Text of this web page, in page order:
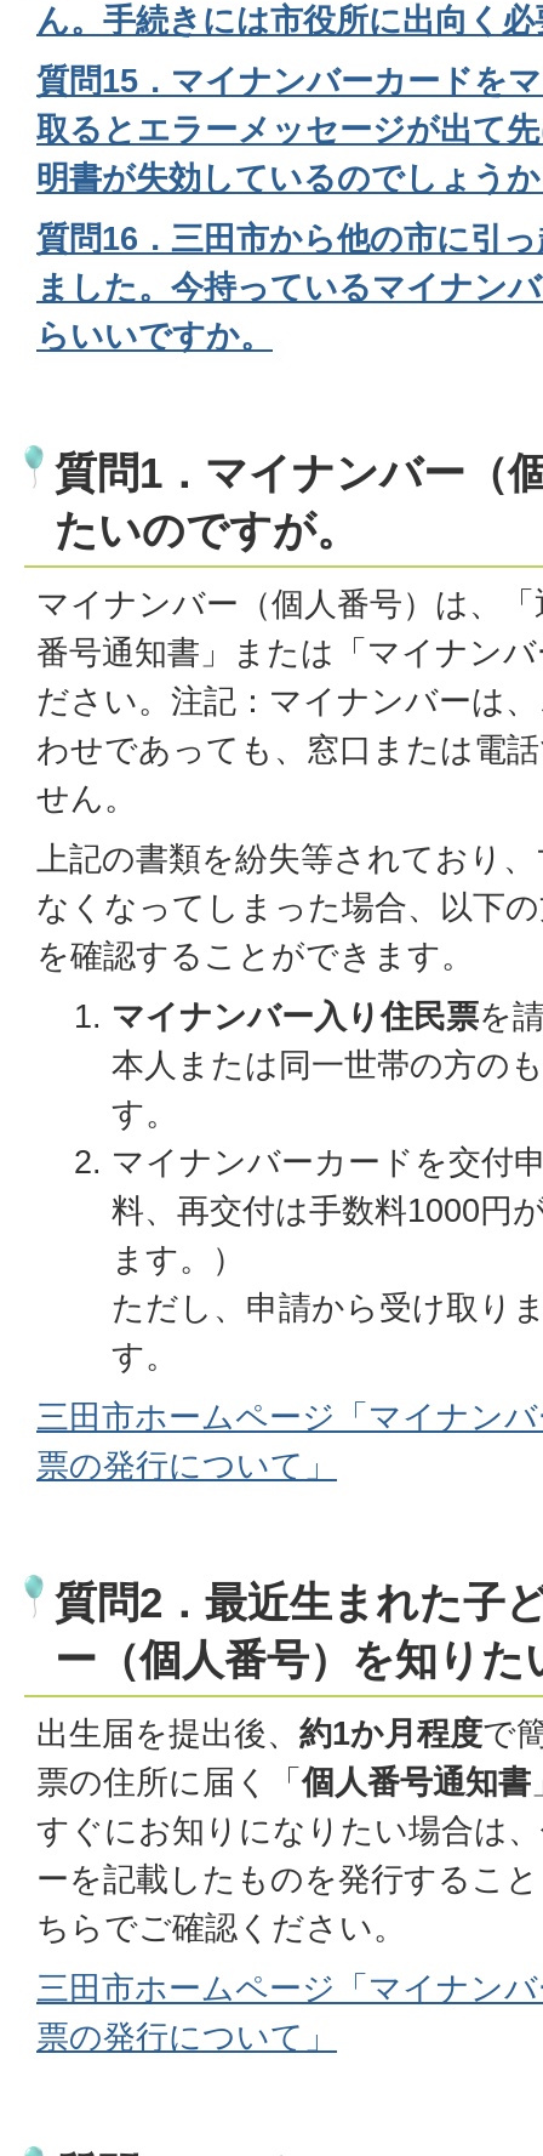
ん。手続きには市役所に出向く
質問15．マイナンバーカードを
取るとエラーメッセージが出て
明書が失効しているのでしょう
質問16．三田市から他の市に引
ました。今持っているマイナン
らいいですか。
質問1．マイナンバー（
たいのですが。
マイナンバー（個人番号）は、
番号通知書」または「マイナン
ださい。注記：マイナンバーは
わせであっても、窓口または電
せん。
上記の書類を紛失等されており
なくなってしまった場合、以下
を確認することができます。
マイナンバー入り住民票を
本人または同一世帯の方の
す。
マイナンバーカードを交付
料、再交付は手数料1000円
ます。）
ただし、申請から受け取り
す。
三田市ホームページ「マイナン
票の発行について」
質問2．最近生まれた子
ー（個人番号）を知り
出生届を提出後、 約1か月程度で
票の住所に届く「個人番号通知書
すぐにお知りになりたい場合は
ーを記載したものを発行するこ
ちらでご確認ください。
三田市ホームページ「マイナン
票の発行について」